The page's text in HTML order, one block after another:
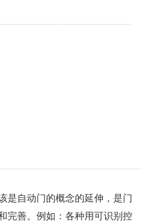
是自动门的概念的延伸，是门
完善。例如：各种用可识别控